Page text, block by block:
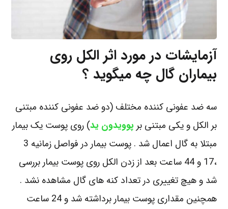
آزمایشات در مورد اثر الکل روی
بیماران گال چه میگوید ؟
سه ضد عفونی کننده مختلف (دو ضد عفونی کننده مبتنی
بر الکل و یکی مبتنی بر پوویدون ید) روی پوست یک بیمار
مبتلا به گال اعمال شد . پوست بیمار در فواصل زمانیه 3
،17 و 44 ساعت بعد از زدن الکل روی پوست بیمار بررسی
شد و هیچ تغییری در تعداد کنه های گال مشاهده نشد .
همچنین مقداری پوست بیمار برداشته شد و 24 ساعت